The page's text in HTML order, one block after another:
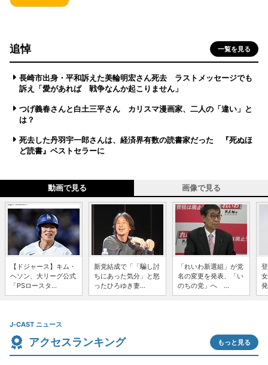
追悼 一覧を見る
長崎市出身・平和訴えた美輪明宏さん死去 ラストメッセージでも
訴え「愛があれば 戦争なんか起こりません」
つげ義春さんと白土三平さん カリスマ漫画家、二人の「違い」と
は？
死去した丹羽宇一郎さんは、経済界有数の読書家だった 『死ぬほ
ど読書』ベストセラーに
動画で見る 画像で見る
【ドジャース】キム・
ヘソン、大リーグ公式
「PSロースタ...
新党結成で「「騙し討
ちにあった気分」と怒
ったひろゆき妻...
「れいわ新選組」が党
名の変更を発表、「い
のちの党」へ ...
J-CAST ニュース
アクセスランキング もっと見る